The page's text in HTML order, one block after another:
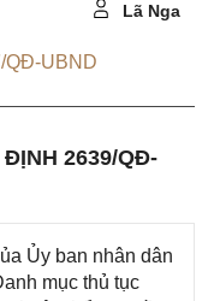
Lã Nga
QĐ-UBND
ĐỊNH 2639/QĐ-
Ủy ban nhân dân
mục thủ tục